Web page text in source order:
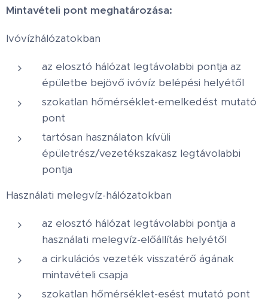
Mintavételi pont meghatározása:
Ivóvízhálózatokban
az elosztó hálózat legtávolabbi pontja az
épületbe bejövő ivóvíz belépési helyétől
szokatlan hőmérséklet-emelkedést mutató
pont
tartósan használaton kívüli
épületrész/vezetékszakasz legtávolabbi
pontja
Használati melegvíz-hálózatokban
az elosztó hálózat legtávolabbi pontja a
használati melegvíz-előállítás helyétől
a cirkulációs vezeték visszatérő ágának
mintavételi csapja
szokatlan hőmérséklet-esést mutató pont